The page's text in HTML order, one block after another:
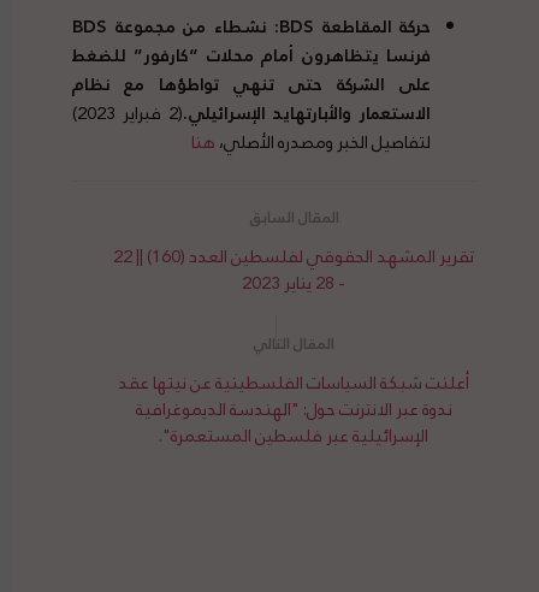
حركة المقاطعة BDS :
نشطاء من مجموعة BDS
فرنسا يتظاهرون أمام محلات “كارفور” للضغط
على الشركة حتى تنهي تواطؤها مع نظام
الاستعمار والأبارتهايد الإسرائيلي.
(2 فبراير 2023)
لتفاصيل الخبر ومصدره الأصلي،هنا
تقرير المشهد الحقوقي لفلسطين العدد (160) || 22
- 28 يناير 2023
أعلنت شبكة السياسات الفلسطينية عن نيتها عقد
ندوة عبر الانترنت حول: "الهندسة الديموغرافية
الإسرائيلية عبر فلسطين المستعمرة".